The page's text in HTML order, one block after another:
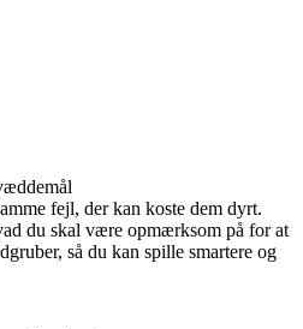
fejl, der kan koste dem dyrt.
du skal være opmærksom på for at
så du kan spille smartere og